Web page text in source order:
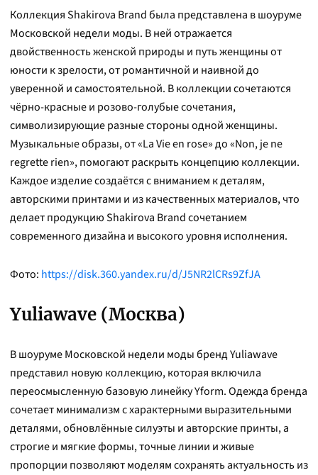
Коллекция Shakirova Brand была представлена в шоуруме
Московской недели моды. В ней отражается
двойственность женской природы и путь женщины от
юности к зрелости, от романтичной и наивной до
уверенной и самостоятельной. В коллекции сочетаются
чёрно-красные и розово-голубые сочетания,
символизирующие разные стороны одной женщины.
Музыкальные образы, от «La Vie en rose» до «Non, je ne
regrette rien», помогают раскрыть концепцию коллекции.
Каждое изделие создаётся с вниманием к деталям,
авторскими принтами и из качественных материалов, что
делает продукцию Shakirova Brand сочетанием
современного дизайна и высокого уровня исполнения.
Фото: https://disk.360.yandex.ru/d/J5NR2lCRs9ZfJA
Yuliawave (Москва)
В шоуруме Московской недели моды бренд Yuliawave
представил новую коллекцию, которая включила
переосмысленную базовую линейку Yform. Одежда бренда
сочетает минимализм с характерными выразительными
деталями, обновлённые силуэты и авторские принты, а
строгие и мягкие формы, точные линии и живые
пропорции позволяют моделям сохранять актуальность из